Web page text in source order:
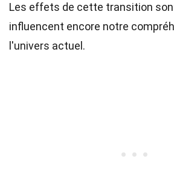
Les effets de cette transition
influencent encore notre
l'univers actuel.